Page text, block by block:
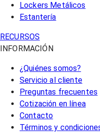
Lockers Metálicos
Estantería
RECURSOS
INFORMACIÓN
¿Quiénes somos?
Servicio al cliente
Preguntas frecuentes
Cotización en línea
Contacto
Términos y